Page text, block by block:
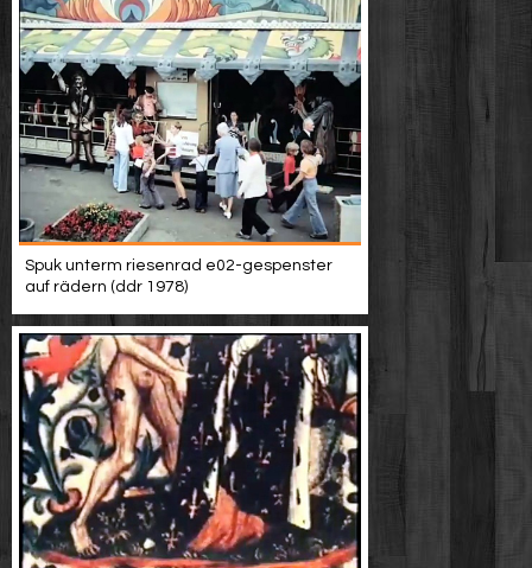
Spuk unterm riesenrad e02-gespenster
auf rädern (ddr 1978)